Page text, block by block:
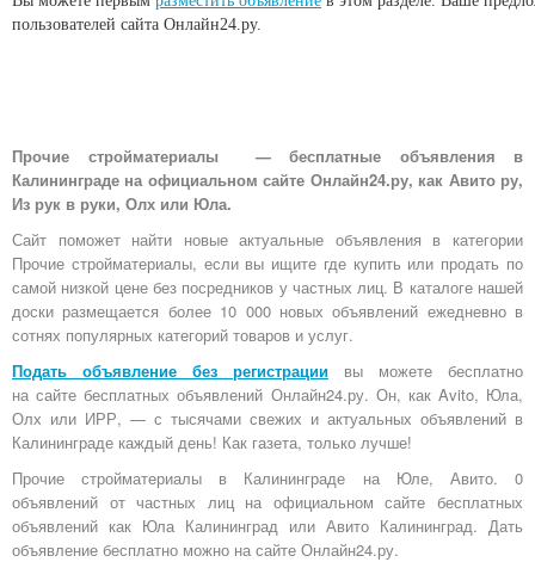
пользователей сайта Онлайн24.ру.
Прочие стройматериалы — бесплатные объявления в
Калининграде на официальном сайте Онлайн24.ру, как Авито ру,
Из рук в руки, Олх или Юла.
Сайт поможет найти новые актуальные объявления в категории
Прочие стройматериалы, если вы ищите где купить или продать по
самой низкой цене без посредников у частных лиц. В каталоге нашей
доски размещается более 10 000 новых объявлений ежедневно в
сотнях популярных категорий товаров и услуг.
Подать объявление без регистрации вы можете бесплатно
насайте бесплатных объявлений Онлайн24.ру. Он, как Avito, Юла,
Олх или ИРР, — с тысячами свежих и актуальных объявлений в
Калининграде каждый день! Как газета, только лучше!
Прочие стройматериалы в Калининграде на Юле, Авито. 0
объявлений от частных лиц на официальном сайте бесплатных
объявлений как Юла Калининград или Авито Калининград. Дать
объявление бесплатно можно на сайте Онлайн24.ру.